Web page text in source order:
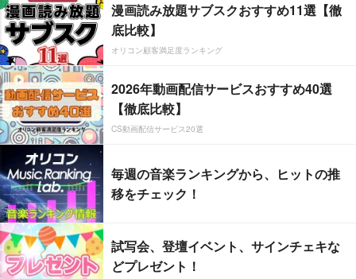
漫画読み放題サブスクおすすめ11選【徹
底比較】
オリコン顧客満足度ランキング
2026年動画配信サービスおすすめ40選
【徹底比較】
CS動画配信サービス20選
毎週の音楽ランキングから、ヒットの推
移をチェック！
試写会、登壇イベント、サインチェキな
どプレゼント！